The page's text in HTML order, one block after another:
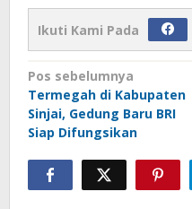
Ikuti Kami Pada
Navigasi
pos
Pos sebelumnya
Termegah di Kabupaten
Sinjai, Gedung Baru BRI
Siap Difungsikan